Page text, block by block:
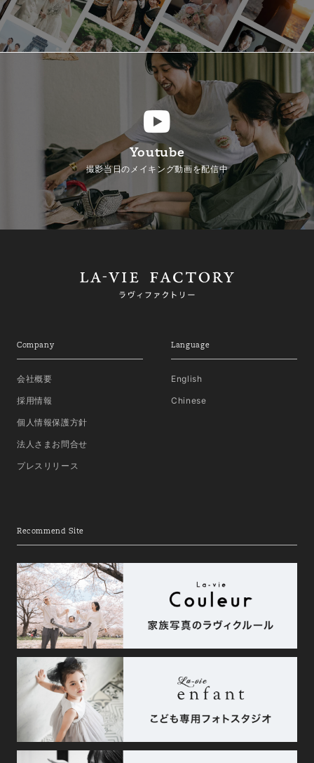
Youtube
撮影当日のメイキング動画を配信中
Company
会社概要
採用情報
個人情報保護方針
法人さまお問合せ
プレスリリース
Language
English
Chinese
Recommend Site